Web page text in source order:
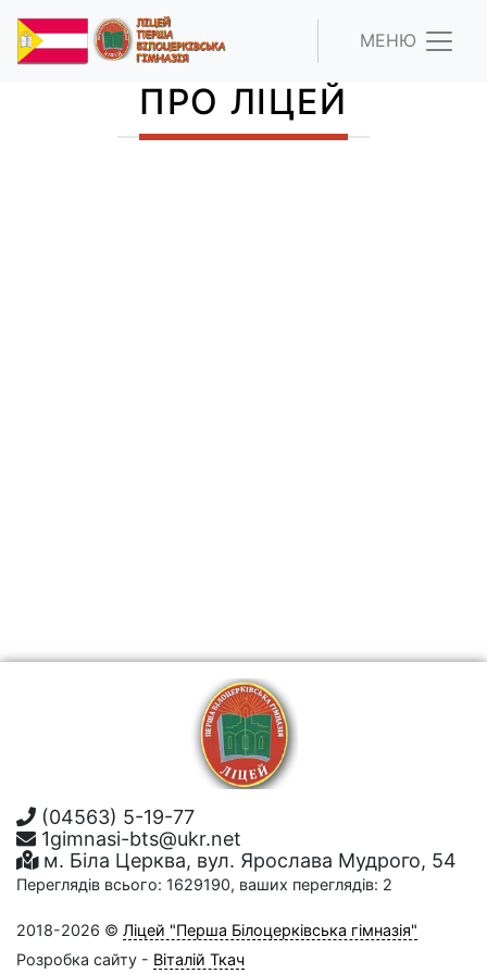
МЕНЮ
ПРО ЛІЦЕЙ
(04563) 5-19-77
1gimnasi-bts@ukr.net
м. Біла Церква, вул. Ярослава Мудрого, 54
Переглядів всього: 1629190, ваших переглядів: 2
2018-2026 © Ліцей "Перша Білоцерківська гімназія"
Розробка сайту - Віталій Ткач